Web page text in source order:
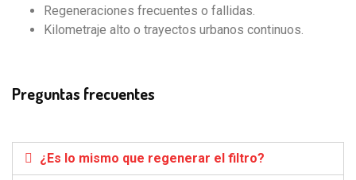
Regeneraciones frecuentes o fallidas.
Kilometraje alto o trayectos urbanos continuos.
Preguntas frecuentes
¿Es lo mismo que regenerar el filtro?